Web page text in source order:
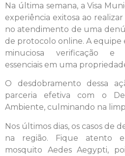
Na última semana, a Visa
experiência exitosa ao
no atendimento de uma
de protocolo online. A equipe
minuciosa verificação e
essenciais em uma
O desdobramento dessa
parceria efetiva com o
Ambiente, culminando na
Nos últimos dias, os casos de
na região. Fique atento
mosquito Aedes Aegypti,